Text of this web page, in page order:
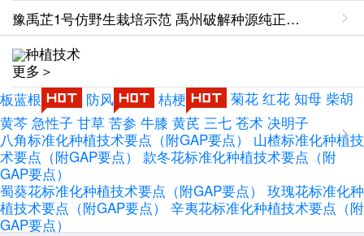
豫禹芷1号仿野生栽培示范 禹州破解种源纯正难题
种植技术
更多＞
板蓝根
防风 桔梗 菊花 红花 知母 柴胡
黄芩 急性子 甘草 苦参 牛膝 黄芪 三七 苍术 决明子
八角标准化种植技术要点（附GAP要点）
山楂标准化种植技
术要点（附GAP要点）
款冬花标准化种植技术要点（附
GAP要点）
蜀葵花标准化种植技术要点（附GAP要点）
玫瑰花标准化种
植技术要点（附GAP要点）
辛夷花标准化种植技术要点（附
GAP要点）